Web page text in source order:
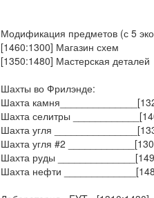
Модификация предметов (с 5
[1460:1300] Магазин схем
[1350:1480] Мастерская деталей
Шахты во Фрилэнде:
Шахта
Шахта селитры
Шахта угля
Шахта угля #2
Шахта руды
Шахта нефти